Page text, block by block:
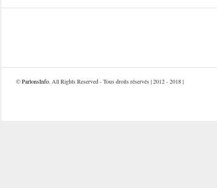
©ParlonsInfo. All Rights Reserved - Tous droits réservés | 2012 - 2018 |